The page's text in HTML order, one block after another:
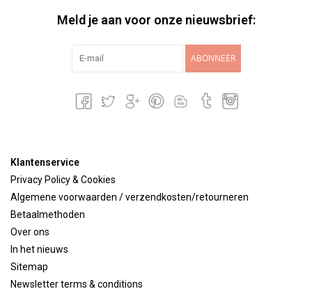
Meld je aan voor onze nieuwsbrief:
ABONNEER
Klantenservice
Privacy Policy & Cookies
Algemene voorwaarden / verzendkosten/retourneren
Betaalmethoden
Over ons
In het nieuws
Sitemap
Newsletter terms & conditions